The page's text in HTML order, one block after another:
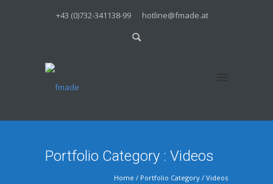
+43 (0)732-341138-99 hotline@fmade.at
Portfolio Category : Videos
Home / Portfolio Category / Videos